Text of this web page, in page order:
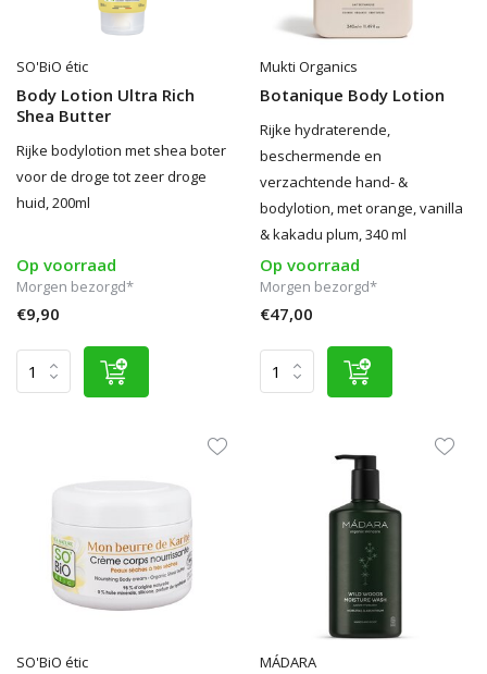
SO'BiO étic
Body Lotion Ultra Rich
Shea Butter
Rijke bodylotion met shea boter
voor de droge tot zeer droge
huid, 200ml
Op voorraad
Morgen bezorgd*
€9,90
Mukti Organics
Botanique Body Lotion
Rijke hydraterende,
beschermende en
verzachtende hand- &
bodylotion, met orange, vanilla
& kakadu plum, 340 ml
Op voorraad
Morgen bezorgd*
€47,00
SO'BiO étic MÁDARA